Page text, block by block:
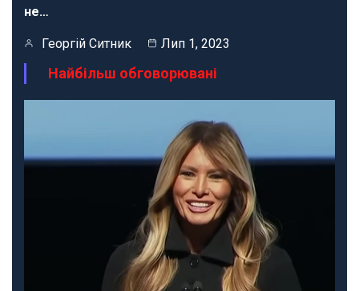
не…
Георгій Ситник Лип 1, 2023
Найбільш обговорювані